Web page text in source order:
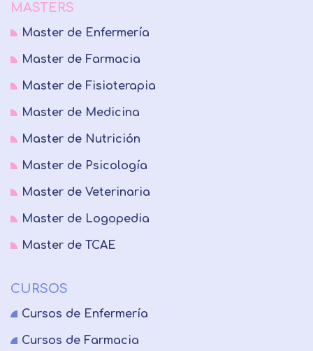
MASTERS
Master de Enfermería
Master de Farmacia
Master de Fisioterapia
Master de Medicina
Master de Nutrición
Master de Psicología
Master de Veterinaria
Master de Logopedia
Master de TCAE
CURSOS
Cursos de Enfermería
Cursos de Farmacia